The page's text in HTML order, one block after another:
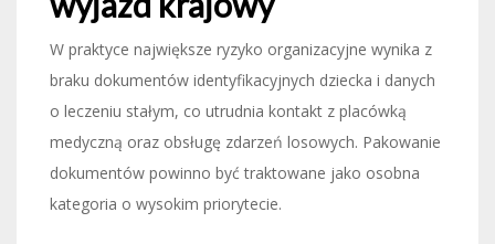
W praktyce największe ryzyko organizacyjne wynika z
braku dokumentów identyfikacyjnych dziecka i danych
o leczeniu stałym, co utrudnia kontakt z placówką
medyczną oraz obsługę zdarzeń losowych. Pakowanie
dokumentów powinno być traktowane jako osobna
kategoria o wysokim priorytecie.